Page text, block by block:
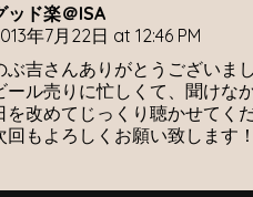
ッド楽＠ISA
年7月22日 at 12:46 PM
ぶ吉さんありがとうございまし
ール売りに忙しくて、聞けな
を改めてじっくり聴かせてく
回もよろしくお願い致します！